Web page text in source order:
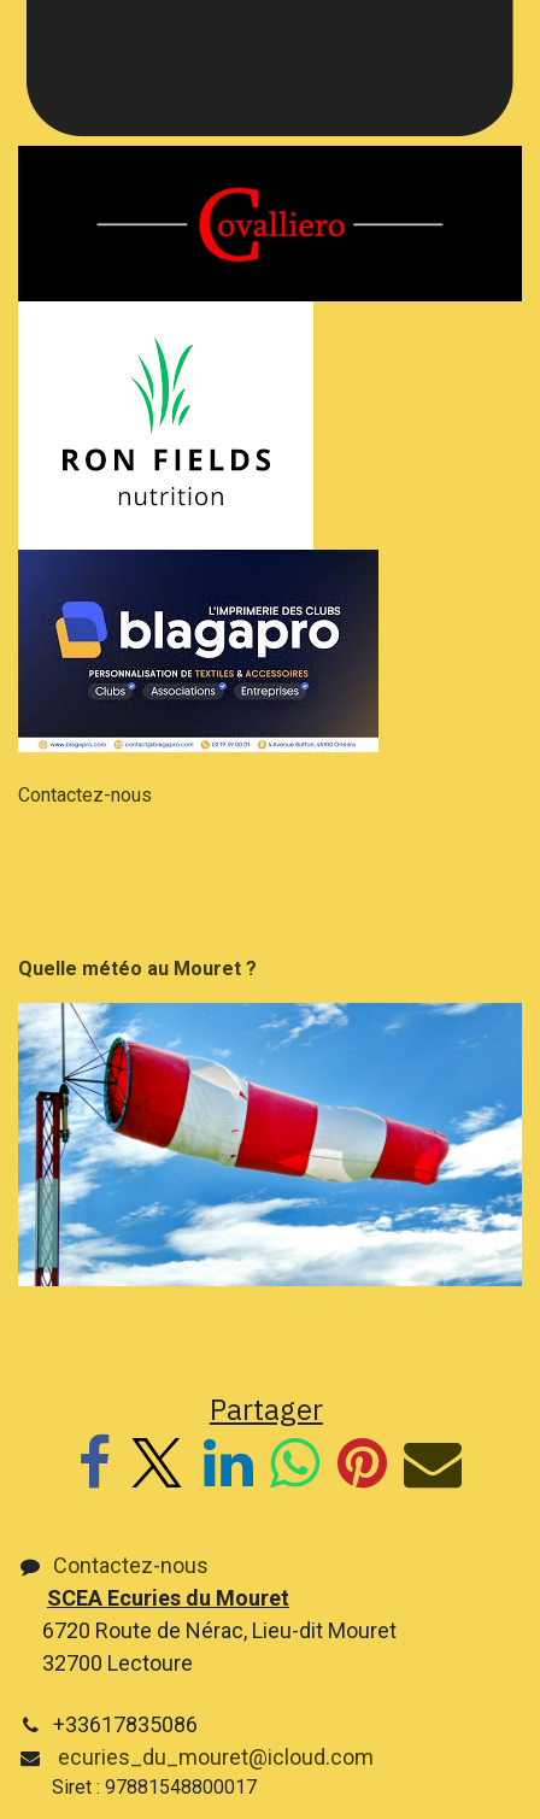
Contactez-nous
Quelle météo au Mouret ?
Partager
Contactez-nous
SCEA Ecuries du Mouret
6720 Route de Nérac, Lieu-dit Mouret
32700 Lectoure
+33617835086
ecuries_du_mouret@icloud.com
Siret : 97881548800017